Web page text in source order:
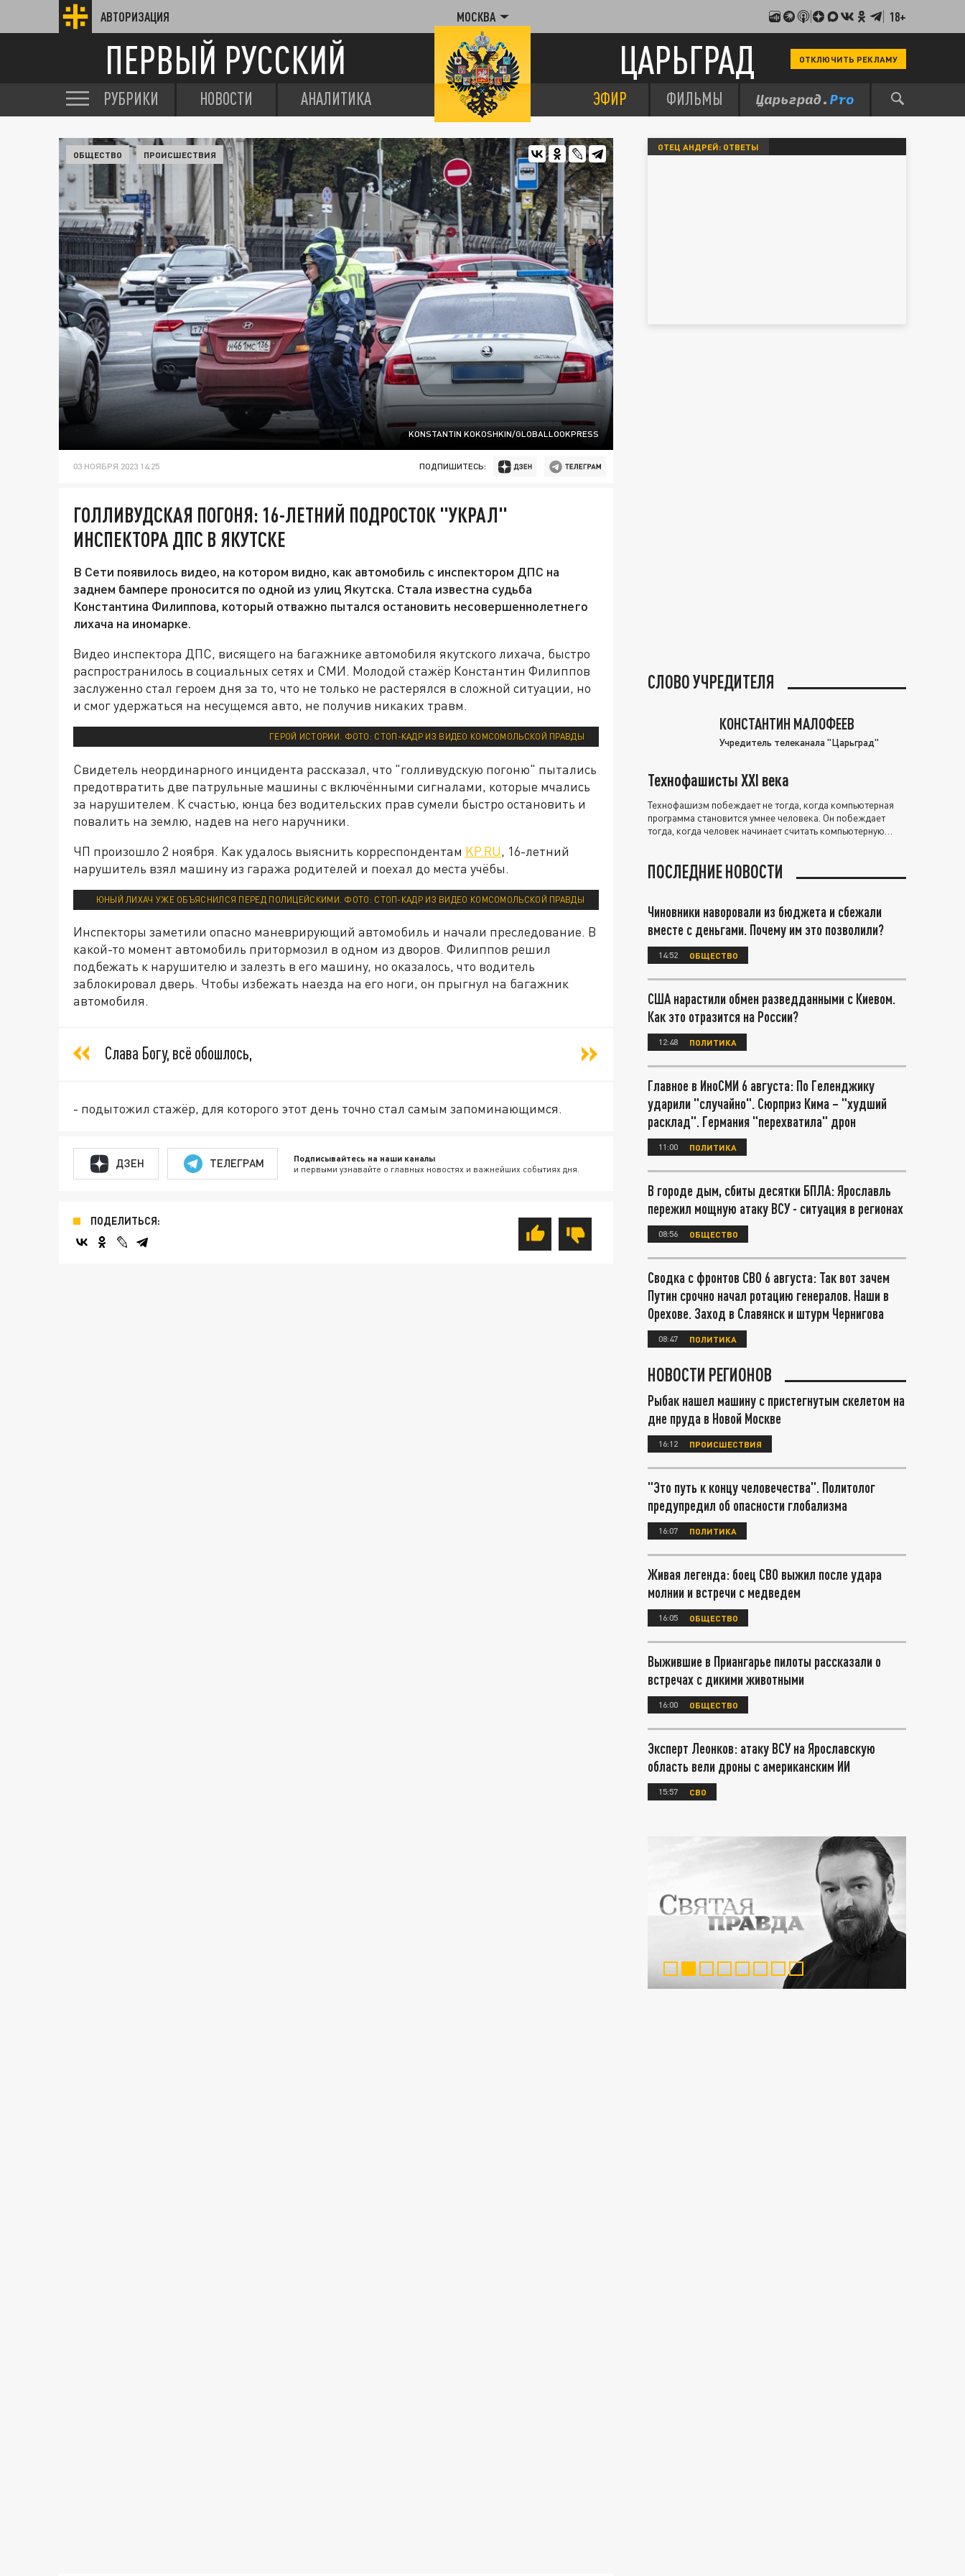
АВТОРИЗАЦИЯ МОСКВА 18+
ПЕРВЫЙ РУССКИЙ ЦАРЬГРАД ОТКЛЮЧИТЬ РЕКЛАМУ
РУБРИКИ НОВОСТИ АНАЛИТИКА ЭФИР ФИЛЬМЫ
KONSTANTIN KOKOSHKIN/GLOBALLOOKPRESS
ОБЩЕСТВО ПРОИСШЕСТВИЯ
03 НОЯБРЯ 2023 14:25 ПОДПИШИТЕСЬ:
ГОЛЛИВУДСКАЯ ПОГОНЯ: 16-ЛЕТНИЙ ПОДРОСТОК "УКРАЛ"
ИНСПЕКТОРА ДПС В ЯКУТСКЕ
В Сети появилось видео, на котором видно, как автомобиль с инспектором ДПС на
заднем бампере проносится по одной из улиц Якутска. Стала известна судьба
Константина Филиппова, который отважно пытался остановить несовершеннолетнего
лихача на иномарке.
Видео инспектора ДПС, висящего на багажнике автомобиля якутского лихача, быстро
распространилось в социальных сетях и СМИ. Молодой стажёр Константин Филиппов
заслуженно стал героем дня за то, что не только не растерялся в сложной ситуации, но
и смог удержаться на несущемся авто, не получив никаких травм.
ГЕРОЙ ИСТОРИИ. ФОТО: СТОП-КАДР ИЗ ВИДЕО КОМСОМОЛЬСКОЙ ПРАВДЫ
Свидетель неординарного инцидента рассказал, что "голливудскую погоню" пытались
предотвратить две патрульные машины с включёнными сигналами, которые мчались
за нарушителем. К счастью, юнца без водительских прав сумели быстро остановить и
повалить на землю, надев на него наручники.
ЧП произошло 2 ноября. Как удалось выяснить корреспондентам KP.RU, 16-летний
нарушитель взял машину из гаража родителей и поехал до места учёбы.
ЮНЫЙ ЛИХАЧ УЖЕ ОБЪЯСНИЛСЯ ПЕРЕД ПОЛИЦЕЙСКИМИ. ФОТО: СТОП-КАДР ИЗ ВИДЕО КОМСОМОЛЬСКОЙ ПРАВДЫ
Инспекторы заметили опасно маневрирующий автомобиль и начали преследование. В
какой-то момент автомобиль притормозил в одном из дворов. Филиппов решил
подбежать к нарушителю и залезть в его машину, но оказалось, что водитель
заблокировал дверь. Чтобы избежать наезда на его ноги, он прыгнул на багажник
автомобиля.
Слава Богу, всё обошлось,
- подытожил стажёр, для которого этот день точно стал самым запоминающимся.
ДЗЕН ТЕЛЕГРАМ Подписывайтесь на наши каналы
и первыми узнавайте о главных новостях и важнейших событиях дня.
ПОДЕЛИТЬСЯ:
ОТЕЦ АНДРЕЙ: ОТВЕТЫ
СЛОВО УЧРЕДИТЕЛЯ
КОНСТАНТИН МАЛОФЕЕВ
Учредитель телеканала "Царьград"
Технофашисты XXI века
Технофашизм побеждает не тогда, когда компьютерная
программа становится умнее человека. Он побеждает
тогда, когда человек начинает считать компьютерную
ПОСЛЕДНИЕ НОВОСТИ
Чиновники наворовали из бюджета и сбежали
вместе с деньгами. Почему им это позволили?
14:52 ОБЩЕСТВО
США нарастили обмен разведданными с Киевом.
Как это отразится на России?
12:48 ПОЛИТИКА
Главное в ИноСМИ 6 августа: По Геленджику
ударили "случайно". Сюрприз Кима – "худший
расклад". Германия "перехватила" дрон
11:00 ПОЛИТИКА
В городе дым, сбиты десятки БПЛА: Ярославль
пережил мощную атаку ВСУ - ситуация в регионах
08:56 ОБЩЕСТВО
Сводка с фронтов СВО 6 августа: Так вот зачем
Путин срочно начал ротацию генералов. Наши в
Орехове. Заход в Славянск и штурм Чернигова
08:47 ПОЛИТИКА
НОВОСТИ РЕГИОНОВ
Рыбак нашел машину с пристегнутым скелетом на
дне пруда в Новой Москве
16:12 ПРОИСШЕСТВИЯ
"Это путь к концу человечества". Политолог
предупредил об опасности глобализма
16:07 ПОЛИТИКА
Живая легенда: боец СВО выжил после удара
молнии и встречи с медведем
16:05 ОБЩЕСТВО
Выжившие в Приангарье пилоты рассказали о
встречах с дикими животными
16:00 ОБЩЕСТВО
Эксперт Леонков: атаку ВСУ на Ярославскую
область вели дроны с американским ИИ
15:57 СВО